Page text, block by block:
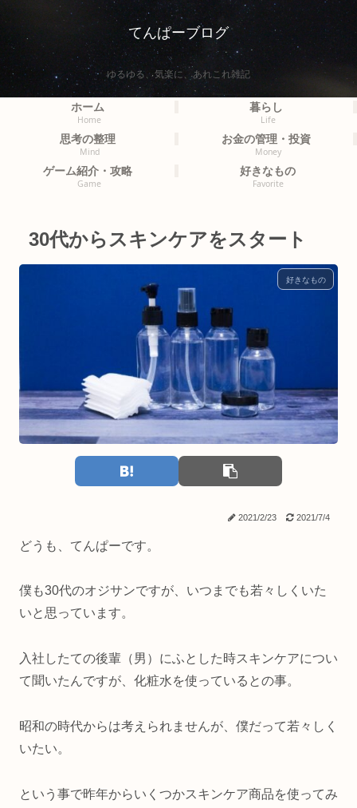
てんぱーブログ
ゆるゆる、気楽に、あれこれ雑記
ホーム
Home
暮らし
Life
思考の整理
Mind
お金の管理・投資
Money
ゲーム紹介・攻略
Game
好きなもの
Favorite
30代からスキンケアをスタート
好きなもの
2021/2/23 2021/7/4
どうも、てんぱーです。
僕も30代のオジサンですが、いつまでも若々しくいた
いと思っています。
入社したての後輩（男）にふとした時スキンケアについ
て聞いたんですが、化粧水を使っているとの事。
昭和の時代からは考えられませんが、僕だって若々しく
いたい。
という事で昨年からいくつかスキンケア商品を使ってみ